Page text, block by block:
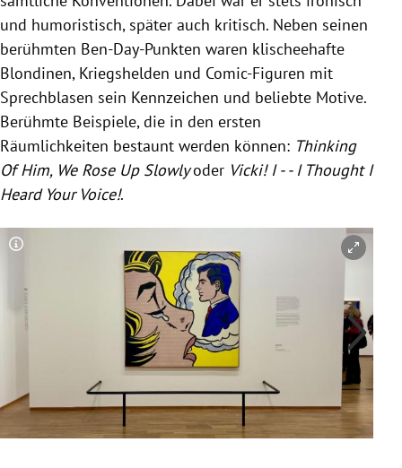
und humoristisch, später auch kritisch. Neben seinen
berühmten Ben-Day-Punkten waren klischeehafte
Blondinen, Kriegshelden und Comic-Figuren mit
Sprechblasen sein Kennzeichen und beliebte Motive.
Berühmte Beispiele, die in den ersten
Räumlichkeiten bestaunt werden können: Thinking
Of Him, We Rose Up Slowly oder Vicki! I - - I Thought I
Heard Your Voice!.
Copyright-Hinweis öffnen/schließen